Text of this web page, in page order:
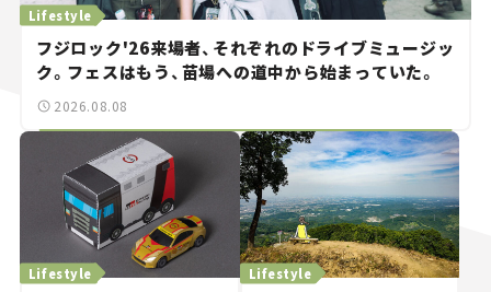
フジロック'26来場者、それぞれのドライブミュージッ
ク。フェスはもう、苗場への道中から始まっていた。
Lifestyle
2026.08.08
Lifestyle Lifestyle